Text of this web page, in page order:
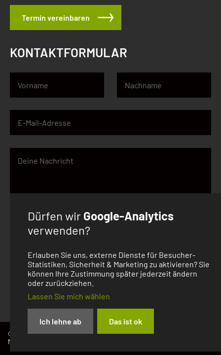
Termin vereinbaren
KONTAKTFORMULAR
Senden
© 2026
MindModel
Impressum
Datenschutzerklärung
Dürfen wir Google-Analytics
verwenden?
Erlauben Sie uns, externe Dienste für Besucher-
Statistiken, Sicherheit & Marketing zu aktivieren? Sie
können Ihre Zustimmung später jederzeit ändern
oder zurückziehen.
Lassen Sie mich wählen
Ich lehne ab Das ist ok